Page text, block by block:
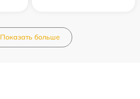
Показать больше